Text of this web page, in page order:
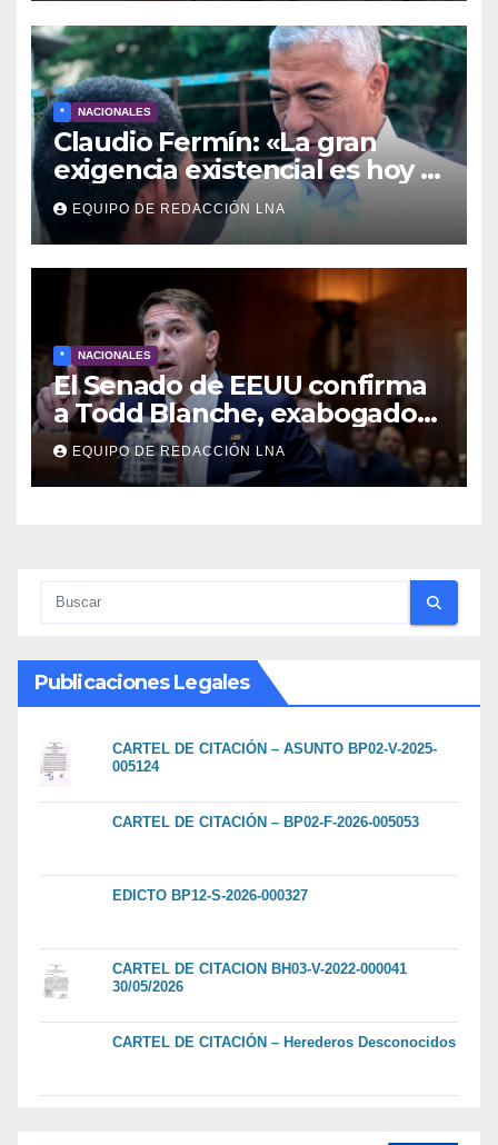
* NACIONALES
Claudio Fermín: «La gran
exigencia existencial es hoy la
defensa de la soberanía»
EQUIPO DE REDACCIÓN LNA
* NACIONALES
El Senado de EEUU confirma
a Todd Blanche, exabogado
de Trump, como fiscal
general
EQUIPO DE REDACCIÓN LNA
Publicaciones Legales
CARTEL DE CITACIÓN – ASUNTO BP02-V-2025-
005124
CARTEL DE CITACIÓN – BP02-F-2026-005053
EDICTO BP12-S-2026-000327
CARTEL DE CITACION BH03-V-2022-000041
30/05/2026
CARTEL DE CITACIÓN – Herederos Desconocidos